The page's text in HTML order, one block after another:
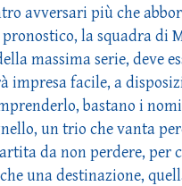
avversari più che
la squadra di
massima serie, deve
impresa facile, a
bastano i
un trio che vanta
da non perdere,
una destinazione,